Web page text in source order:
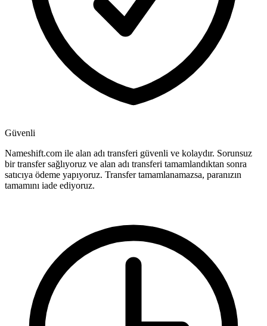
Güvenli
Nameshift.com ile alan adı transferi güvenli ve kolaydır. Sorunsuz
bir transfer sağlıyoruz ve alan adı transferi tamamlandıktan sonra
satıcıya ödeme yapıyoruz. Transfer tamamlanamazsa, paranızın
tamamını iade ediyoruz.